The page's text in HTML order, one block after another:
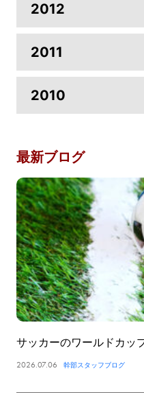
2012
2011
2010
最新ブログ
サッカーのワールドカッ
2026.07.06 幹部スタッフブログ